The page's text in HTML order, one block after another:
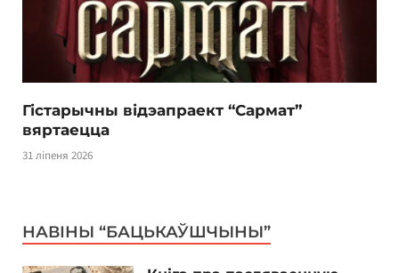
Гістарычны відэапраект “Сармат”
вяртаецца
31 ліпеня 2026
НАВІНЫ “БАЦЬКАЎШЧЫНЫ”